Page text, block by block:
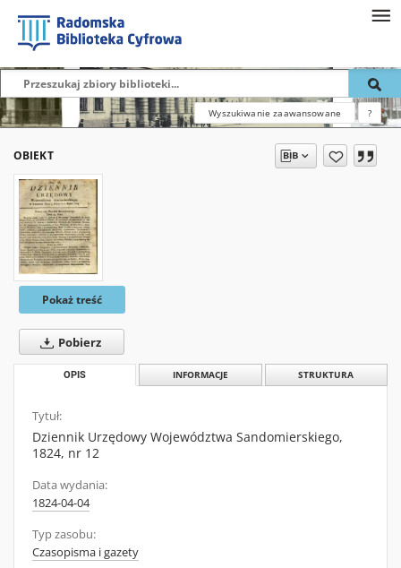
Wyszukiwanie zaawansowane ?
OBIEKT
Pokaż treść
Pobierz
OPIS INFORMACJE STRUKTURA
Tytuł:
Dziennik Urzędowy Województwa Sandomierskiego,
1824, nr 12
Data wydania:
1824-04-04
Typ zasobu:
Czasopisma i gazety